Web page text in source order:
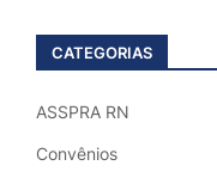
CATEGORIAS
ASSPRA RN
Convênios